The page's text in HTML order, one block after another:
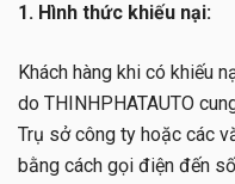
1. Hình thức khiếu nại:
Khách hàng khi có khiếu
do THINHPHATAUTO
Trụ sở công ty hoặc các
bằng cách gọi điện đến